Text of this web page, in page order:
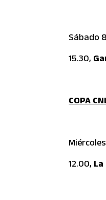
Sábado
15.30,
COPA
12.00,